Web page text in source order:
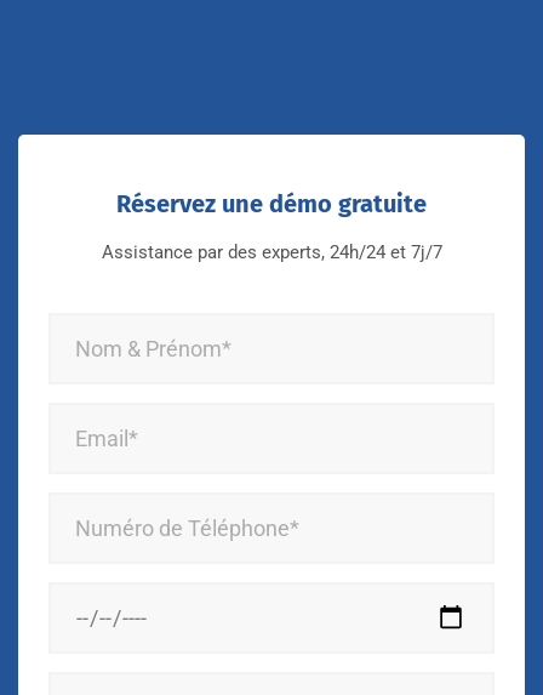
Réservez une démo gratuite
Assistance par des experts, 24h/24 et 7j/7